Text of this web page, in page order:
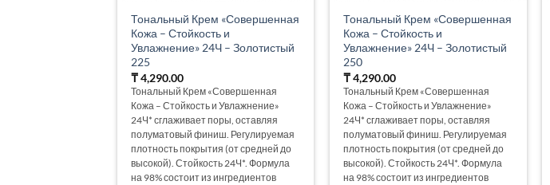
Тональный Крем «Совершенная
Кожа – Стойкость и
Увлажнение» 24Ч – Золотистый
225
₸4,290.00
Тональный Крем «Совершенная
Кожа – Стойкость и Увлажнение»
24Ч* сглаживает поры, оставляя
полуматовый финиш. Регулируемая
плотность покрытия (от средней до
высокой). Стойкость 24Ч*. Формула
на 98% состоит из ингредиентов
Тональный Крем «Совершенная
Кожа – Стойкость и
Увлажнение» 24Ч – Золотистый
250
₸4,290.00
Тональный Крем «Совершенная
Кожа – Стойкость и Увлажнение»
24Ч* сглаживает поры, оставляя
полуматовый финиш. Регулируемая
плотность покрытия (от средней до
высокой). Стойкость 24Ч*. Формула
на 98% состоит из ингредиентов